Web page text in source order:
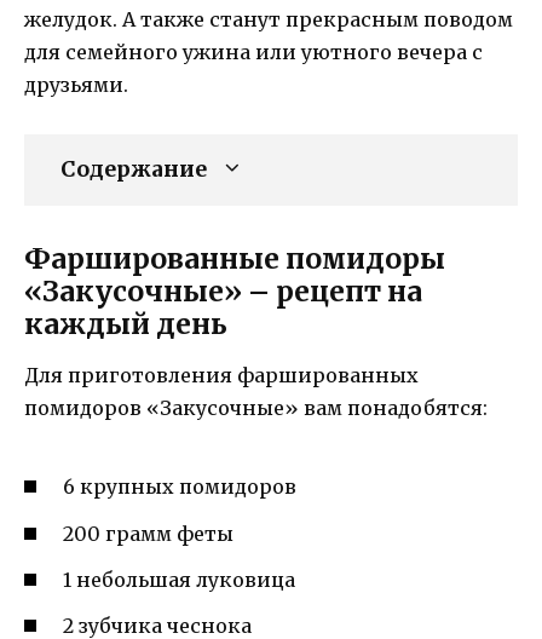
желудок. А также станут прекрасным поводом
для семейного ужина или уютного вечера с
друзьями.
Содержание
Фаршированные помидоры
«Закусочные» – рецепт на
каждый день
Для приготовления фаршированных
помидоров «Закусочные» вам понадобятся:
6 крупных помидоров
200 грамм феты
1 небольшая луковица
2 зубчика чеснока